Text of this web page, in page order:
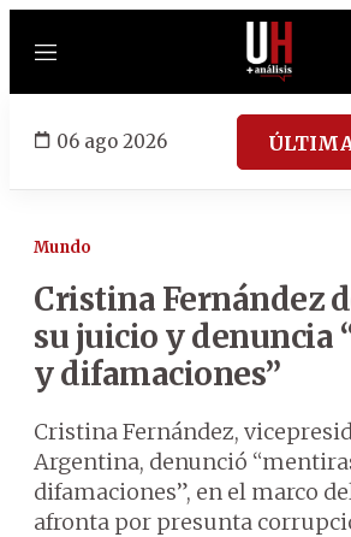
Menú
06 ago 2026
Mundo
Cristina Fernández
su juicio y denuncia
y difamaciones”
Cristina Fernández,
Argentina, denunció
difamaciones”, en el marco
afronta por presunta